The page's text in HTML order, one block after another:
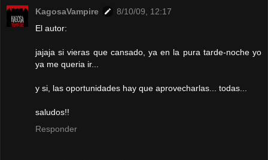
KagosaVampire
8/10/09, 12:17
El autor:
jajaja si vieras que cansado, ya en la pura tarde-noche yo
ya me queria ir...
y si, las oportunidades hay que aprovecharlas... todas...
saludos!!
Responder